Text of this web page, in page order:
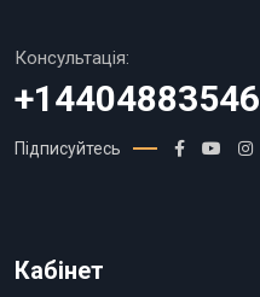
Консультація:
+14404883546
Підписуйтесь
Кабінет